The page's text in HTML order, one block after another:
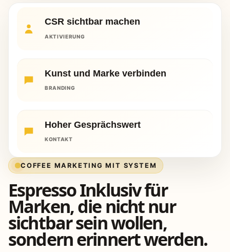
CSR sichtbar machen
AKTIVIERUNG
Kunst und Marke verbinden
BRANDING
Hoher Gesprächswert
KONTAKT
COFFEE MARKETING MIT SYSTEM
Espresso Inklusiv für
Marken, die nicht nur
sichtbar sein wollen,
sondern erinnert werden.